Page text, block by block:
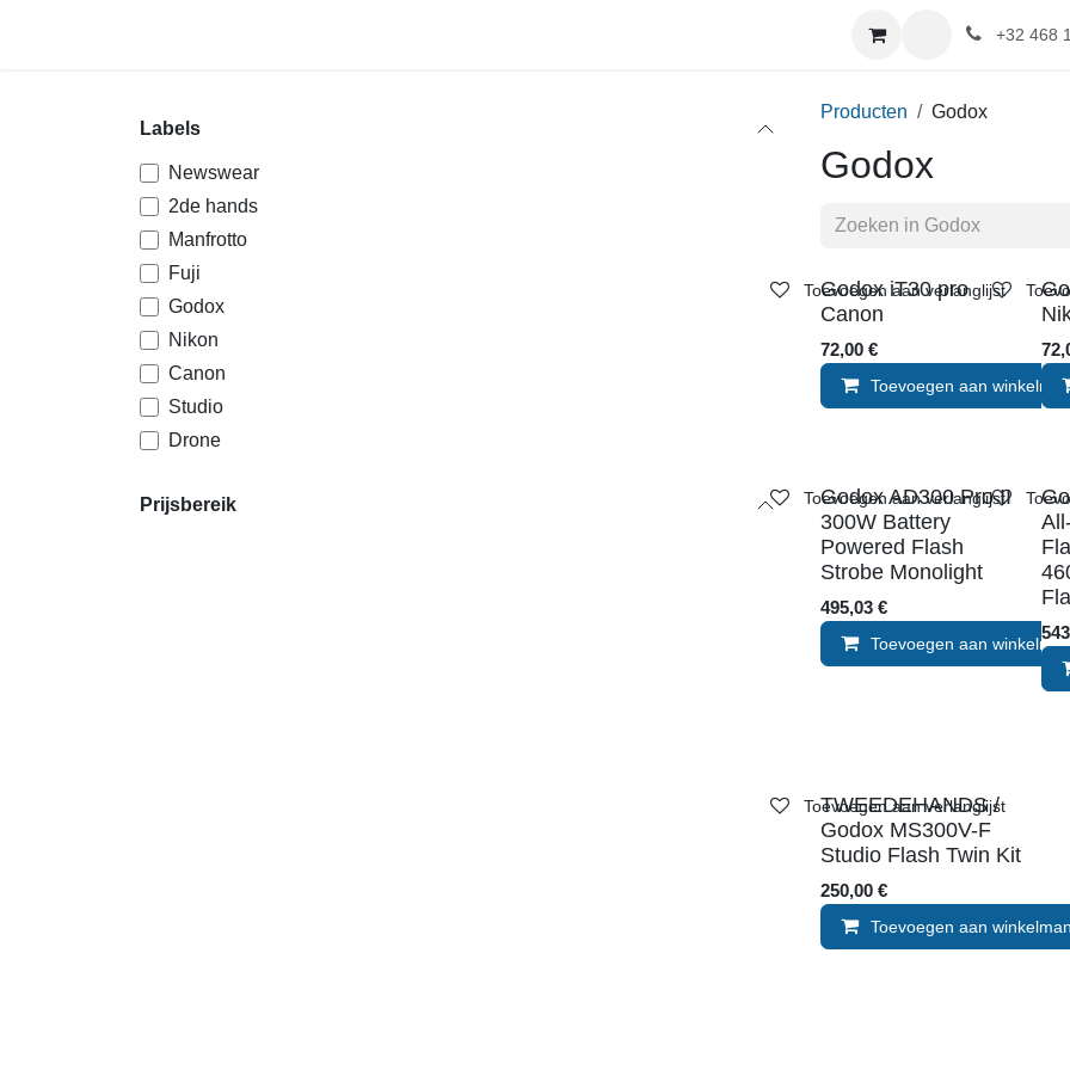
+32 468
Labels
Newswear
2de hands
Manfrotto
Fuji
Godox
Nikon
Canon
Studio
Drone
Prijsbereik
Producten Godox
Godox
Godox iT30 pro
Canon
72,00 €
Toevoegen aan
Toevoegen aan verlanglijst
Godox AD300 Pro II
300W Battery
Powered Flash
Strobe Monolight
495,03€
Toevoegen aan
Toevoegen aan verlanglijst
Godox MS300V-F
Studio Flash Twin Kit
250,00€
Toevoegen aan